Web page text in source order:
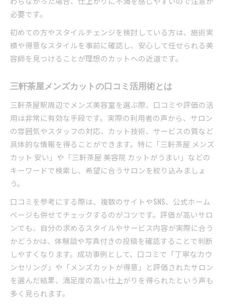
三軒茶屋で今注目のメンズ美容室を徹底解説
三軒茶屋駅周辺の人気メンズ美容室の傾向
流行ヘアスタイルに強いサロンの見つけ方
トレンド重視派におすすめの美容室活用法
初めてでも満足できる三軒茶屋メンズカットの選び
方
メンズ美容室初心者向けサロン選びのポイント
初来店でも安心できるカウンセリングとは
三軒茶屋駅近で失敗しないメンズカット術
美容師と相性を見極めるコミュニケーション法
必要です。
初めての方やスタイルチェンジを検討している方は、施術実
績や得意なスタイルを事前に確認し、安心して任せられる美
容師を見つけることが理想のカットへの近道です。
三軒茶屋メンズカットの口コミ活用術とは
三軒茶屋駅周辺でメンズ美容室を選ぶ際、口コミや評価の活
用は非常に有効な手段です。実際の利用者の声から、サロン
の雰囲気やスタッフの対応、カット技術、サービスの質など
具体的な情報を得ることができます。特に「三軒茶屋 メンズ
カット 安い」や「三軒茶屋 美容院 カットがうまい」などの
キーワードで検索し、希望に合うサロンを絞り込みましょ
う。
口コミを参考にする際は、複数のサイトやSNS、公式ホーム
ページも併せてチェックするのがコツです。評価が高いサロ
ンでも、自分の求めるスタイルやサービス内容が実際に合う
かどうかは、体験談や写真付きの投稿を確認することで判断
しやすくなります。成功事例として、口コミで「丁寧なカウ
ンセリング」や「メンズカットが得意」と評価されたサロン
を選んだ結果、満足度の高い仕上がりを得られたという声も
多く見られます。